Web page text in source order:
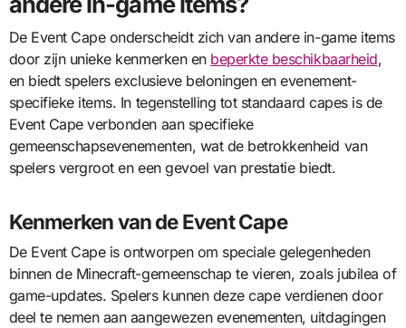
De Event Cape onderscheidt zich van andere in-game items
door zijn unieke kenmerken en beperkte beschikbaarheid,
en biedt spelers exclusieve beloningen en evenement-
specifieke items. In tegenstelling tot standaard capes is de
Event Cape verbonden aan specifieke
gemeenschapsevenementen, wat de betrokkenheid van
spelers vergroot en een gevoel van prestatie biedt.
Kenmerken van de Event Cape
De Event Cape is ontworpen om speciale gelegenheden
binnen de Minecraft-gemeenschap te vieren, zoals jubilea of
game-updates. Spelers kunnen deze cape verdienen door
deel te nemen aan aangewezen evenementen, uitdagingen